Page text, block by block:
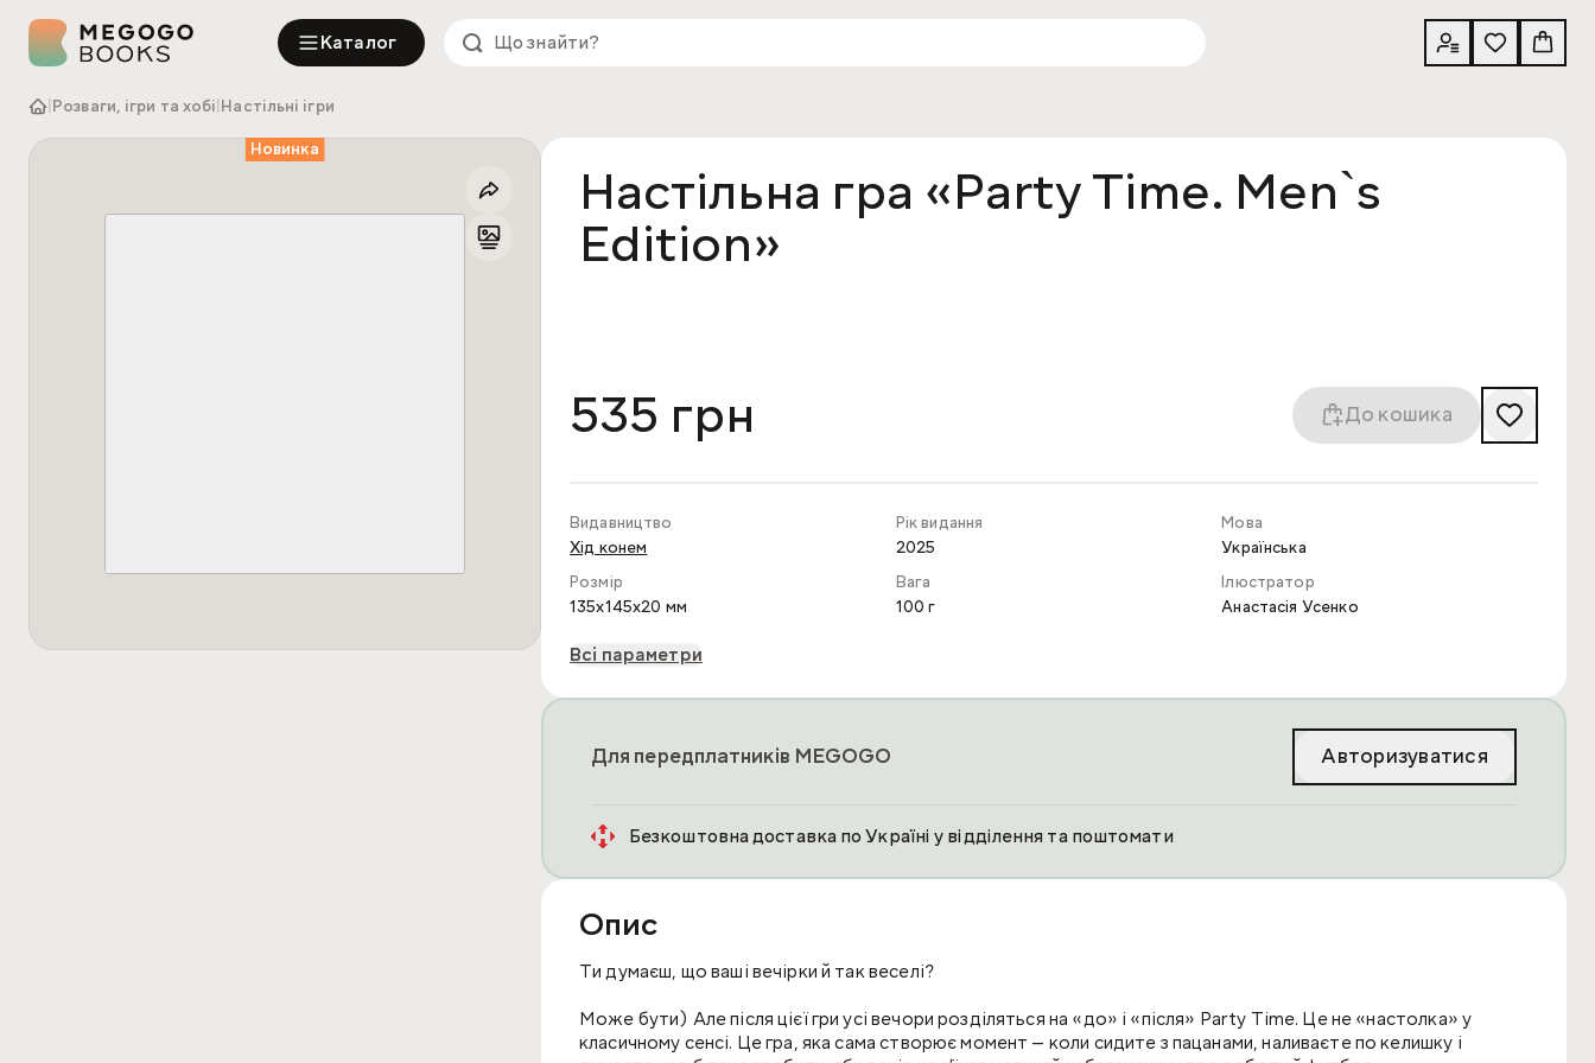
Каталог
Розваги, ігри та хобі Настільні ігри
Новинка
Настільна гра «Party Time. Men`s
Edition»
535 грн До кошика
Видавництво
Хід конем
Рік видання
2025
Мова
Українська
Розмір
135x145x20 мм
Вага
100 г
Ілюстратор
Анастасія Усенко
Всі параметри
Для передплатників MEGOGO Авторизуватися
Безкоштовна доставка по Україні у відділення та поштомати
Опис
Ти думаєш, що ваші вечірки й так веселі?
Може бути) Але після цієї гри усі вечори розділяться на «до» і «після» Party Time. Це не «настолка» у
класичному сенсі. Це гра, яка сама створює момент — коли сидите з пацанами, наливаєте по келишку і